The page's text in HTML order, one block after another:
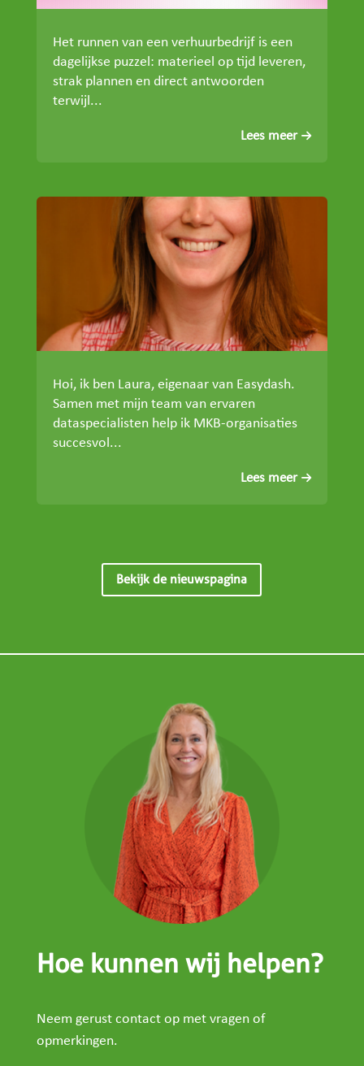
Het runnen van een verhuurbedrijf is een
dagelijkse puzzel: materieel op tijd leveren,
strak plannen en direct antwoorden
terwijl...
Lees meer
Hoi, ik ben Laura, eigenaar van Easydash.
Samen met mijn team van ervaren
dataspecialisten help ik MKB-organisaties
succesvol...
Lees meer
Bekijk de nieuwspagina
Hoe kunnen wij helpen?
Neem gerust contact op met vragen of
opmerkingen.